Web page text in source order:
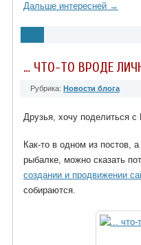
Дальше интересней →
… ЧТО-ТО ВРОДЕ
Рубрика: Новости блога
Друзья, хочу поделиться
Как-то в одном из постов,
рыбалке, можно сказать
создании и продвижении
собираются.